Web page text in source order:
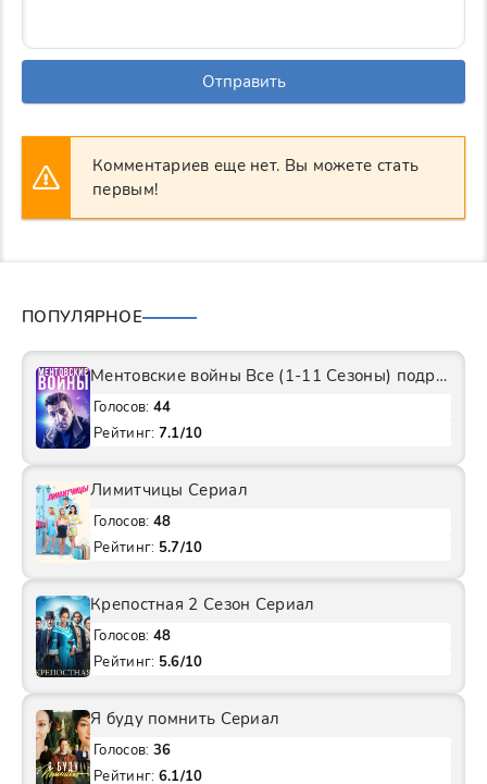
Отправить
Комментариев еще нет. Вы можете стать
первым!
ПОПУЛЯРНОЕ
Ментовские войны Все (1-11 Сезоны) подряд Сериал
Голосов: 44
Рейтинг: 7.1/10
Лимитчицы Сериал
Голосов: 48
Рейтинг: 5.7/10
Крепостная 2 Сезон Сериал
Голосов: 48
Рейтинг: 5.6/10
Я буду помнить Сериал
Голосов: 36
Рейтинг: 6.1/10